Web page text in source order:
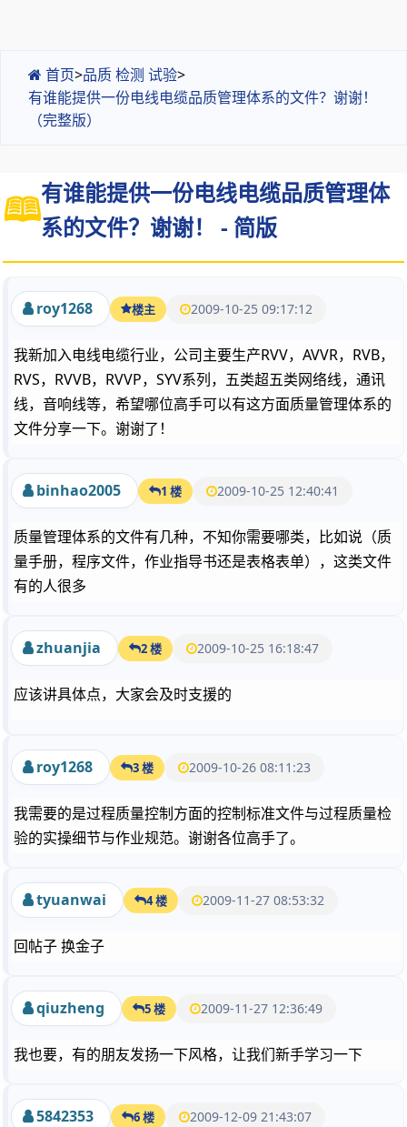
首页>品质 检测 试验>
有谁能提供一份电线电缆品质管理体系的文件？谢谢！
（完整版）
有谁能提供一份电线电缆品质管理体
系的文件？谢谢！ - 简版
roy1268 楼主 2009-10-25 09:17:12
我新加入电线电缆行业，公司主要生产RVV，AVVR，RVB，
RVS，RVVB，RVVP，SYV系列，五类超五类网络线，通讯
线，音响线等，希望哪位高手可以有这方面质量管理体系的
文件分享一下。谢谢了！
binhao2005 1 楼 2009-10-25 12:40:41
质量管理体系的文件有几种，不知你需要哪类，比如说（质
量手册，程序文件，作业指导书还是表格表单），这类文件
有的人很多
zhuanjia 2 楼 2009-10-25 16:18:47
应该讲具体点，大家会及时支援的
roy1268 3 楼 2009-10-26 08:11:23
我需要的是过程质量控制方面的控制标准文件与过程质量检
验的实操细节与作业规范。谢谢各位高手了。
tyuanwai 4 楼 2009-11-27 08:53:32
回帖子 换金子
qiuzheng 5 楼 2009-11-27 12:36:49
我也要，有的朋友发扬一下风格，让我们新手学习一下
5842353 6 楼 2009-12-09 21:43:07